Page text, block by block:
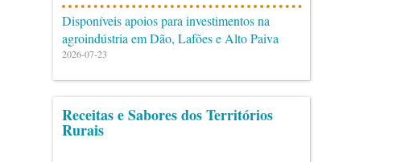
Disponíveis apoios para investimentos na
agroindústria em Dão, Lafões e Alto Paiva
2026-07-23
Receitas e Sabores dos Territórios
Rurais